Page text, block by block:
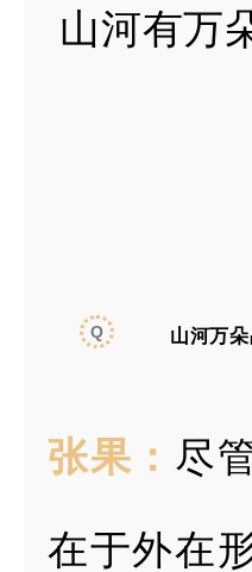
山河有万
Q 山河万
张果： 尽
在于外在